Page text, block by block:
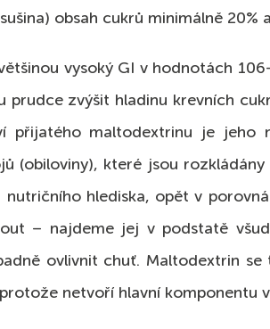
obsah cukrů minimálně 20%
vysoký GI v hodnotách
prudce zvýšit hladinu krevních
přijatého maltodextrinu je jeho
(obiloviny), které jsou
nutričního hlediska, opět v
– najdeme jej v podstatě
ovlivnit chuť. Maltodextrin
netvoří hlavní komponentu